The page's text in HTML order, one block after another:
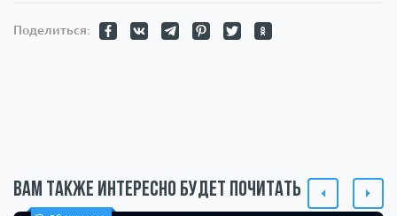
Поделиться:
Вам также интересно будет почитать